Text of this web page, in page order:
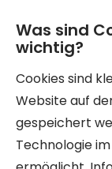
Was sind
wichtig?
Cookies sind
Website auf
gespeichert
Technologie